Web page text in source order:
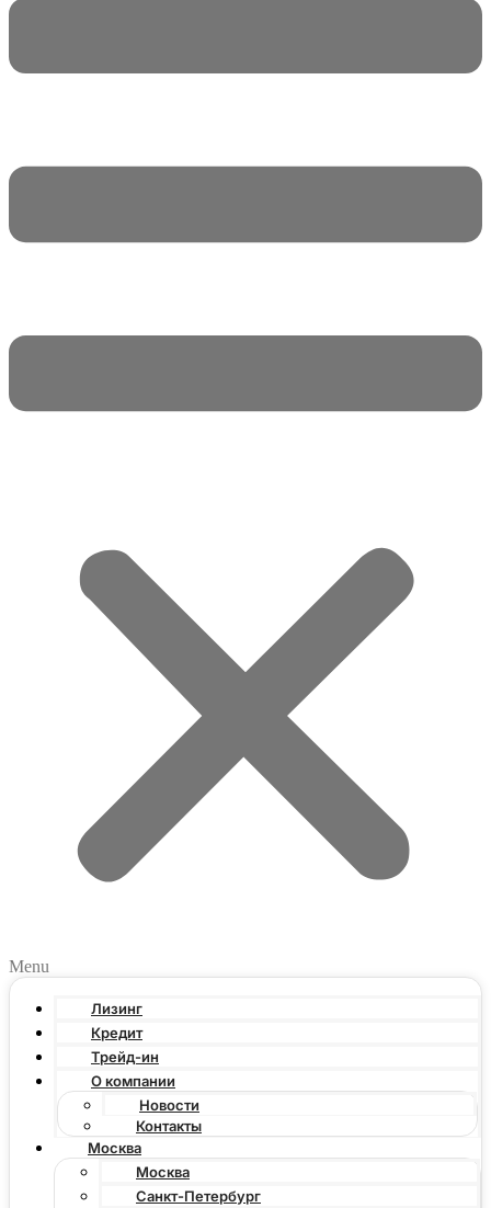
Menu
Лизинг
Кредит
Трейд-ин
О компании
Новости
Контакты
Москва
Москва
Санкт-Петербург